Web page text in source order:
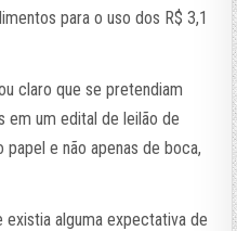
para o uso dos R$ 3,1
claro que se pretendiam
em um edital de leilão de
e não apenas de boca,
existia alguma expectativa de